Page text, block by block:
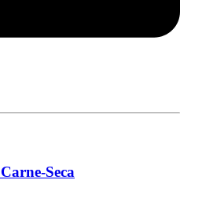
Seca